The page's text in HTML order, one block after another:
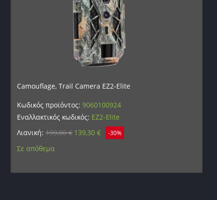
Camouflage, Trail Camera EZ2-Elite
Κωδικός προϊόντος:9060100924
Εναλλακτικός κωδικός: EZ2-Elite
Λιανική:199,00€ 139,30€ -30%
Σε απόθεμα